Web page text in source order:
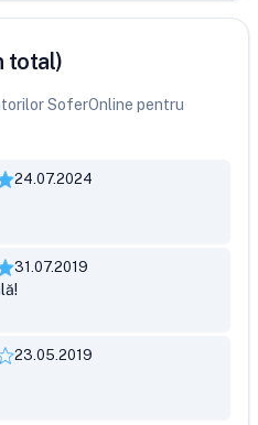
total)
SoferOnline pentru
24.07.2024
31.07.2019
23.05.2019